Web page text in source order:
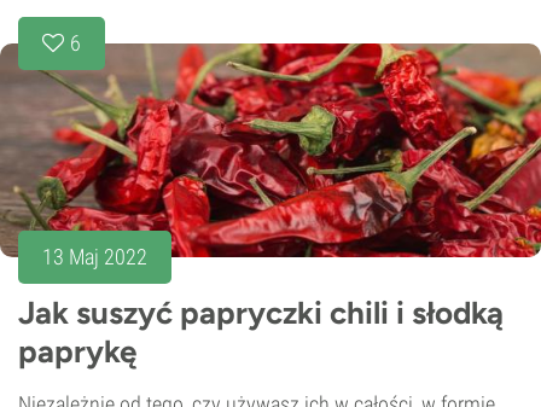
6
13 Maj 2022
Jak suszyć papryczki chili i słodką
paprykę